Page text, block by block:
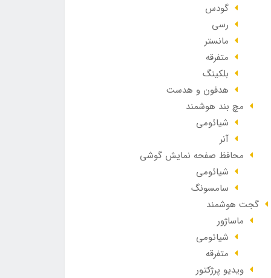
گودس
رسی
مانستر
متفرقه
بلکینگ
هدفون و هدست
مچ بند هوشمند
شیائومی
آنر
محافظ صفحه نمایش گوشی
شیائومی
سامسونگ
گجت هوشمند
ماساژور
شیائومی
متفرقه
ویدیو پرژکتور